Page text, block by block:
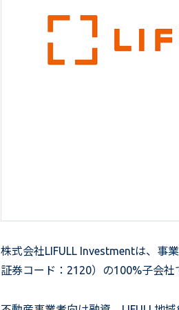
株式会社LIFULL Investmentは、事
証券コード：2120）の100%子会社